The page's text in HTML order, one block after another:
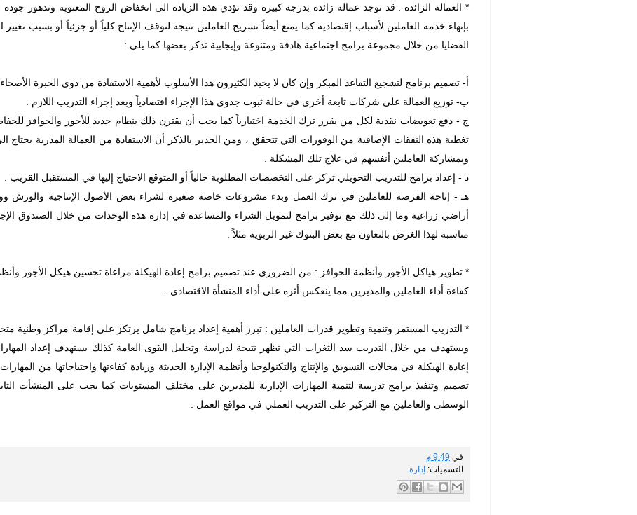
* العمالة الزائدة : قد توجد عمالة زائدة بدرجة كبيرة وقد تؤدي هذه الزيادة الى انخفاض الروح المعنوية وتدهور جودة
بإنهاء خدمة العاملين لأسباب إقتصادية كما يمنع أيضاً تسريح العاملين نتيجة لتوقف الإنتاج كلياً أو جزئياً أو بسبب
القضايا من خلال مجموعة برامج اجتماعية هادفة ومتنوعة وإيجابية نذكر بعضها كما يلي :
أ- تصميم برنامج لتشجيع التقاعد المبكر وإن كان لا يحبذ الكثيرون هذا الأسلوب لأهمية الاستفادة من ذوي الخبرة الأصحاء .
ب- توزيع العمالة على شركات تابعة أخرى في حالة ثبوت جدوى هذا الإجراء اقتصادياً وبعد إجراء التدريب اللازم .
ج - دفع تعويضات نقدية لكل من يقرر ترك الخدمة اختيارياً كما يجب أن يقترن ذلك بنظام جديد للأجور والحوافز
تغطية هذه النفقات الإضافية من الوفورات التي تتحقق ، ومن الجدير بالذكر أن الاستفادة من العمالة المدربة
وبمشاركة العاملين أنفسهم في علاج تلك المشكلة .
د - إعداد برامج للتدريب التحويلي تركز على التخصصات المطلوبة حالياً أو المتوقع الاحتياج إليها في المستقبل القريب .
هـ - إتاحة الفرصة للعاملين في ترك العمل وبدء مشروعات خاصة صغيرة لشراء بعض الأصول الإنتاجية والورش
أراضي زراعية وما إلى ذلك مع توفير برامج لتمويل الشراء والمساعدة في إدارة هذه الوحدات من خلال الصندوق
مناسبة لهذا الغرض بالتعاون مع بعض البنوك غير الربوية مثلاً .
* تطوير هياكل الأجور وأنظمة الحوافز : من الضروري عند تصميم برامج إعادة الهيكلة مراعاة تحسين هيكل الأجور
كفاءة أداء العاملين والمديرين مما ينعكس أثره على أداء المنشأة الاقتصادي .
* التدريب المستمر وتنمية وتطوير قدرات العاملين : تبرز أهمية إعداد برنامج شامل يرتكز على إقامة مراكز وطنية
ويستهدف من خلال التدريب سد الثغرات التي تظهر نتيجة لدراسة وتحليل القوى العامة كذلك يستهدف إعداد
إعادة الهيكلة في مجالات التسويق والإنتاج والتكنولوجيا وأنظمة الإدارة الحديثة وزيادة كفاءتها واحتياجاتها من
تصميم وتنفيذ برامج تدريبية لتنمية المهارات الإدارية للمديرين على مختلف المستويات كما يجب على المنشأت
الوسطى والعاملين مع التركيز على التدريب العملي في مواقع العمل .
في 9:49 م
التسميات: إدارة